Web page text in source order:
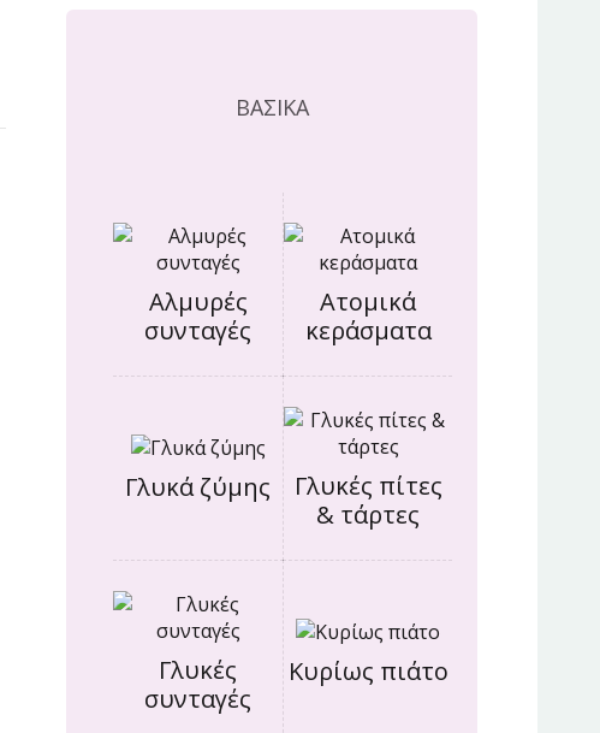
ΒΑΣΙΚΑ
Αλμυρές
συνταγές
Ατομικά
κεράσματα
Γλυκά ζύμης
Γλυκές πίτες
& τάρτες
Γλυκές
συνταγές
Κυρίως πιάτο